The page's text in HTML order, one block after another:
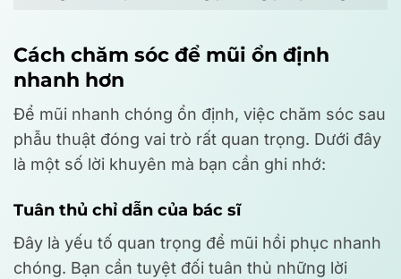
Cách chăm sóc để mũi ổn định
nhanh hơn
Để mũi nhanh chóng ổn định, việc chăm sóc sau
phẫu thuật đóng vai trò rất quan trọng. Dưới đây
là một số lời khuyên mà bạn cần ghi nhớ:
Tuân thủ chỉ dẫn của bác sĩ
Đây là yếu tố quan trọng để mũi hồi phục nhanh
chóng. Bạn cần tuyệt đối tuân thủ những lời